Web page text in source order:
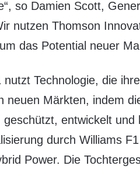
so Damien Scott,
nutzen Thomson
das Potential neuer
nutzt Technologie, die
neuen Märkten, indem
geschützt, entwickelt und
durch Williams
Power. Die